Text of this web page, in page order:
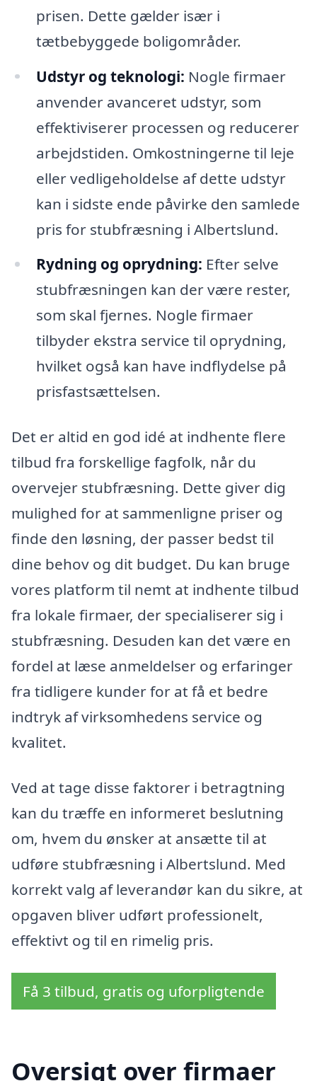
prisen. Dette gælder især i
tætbebyggede boligområder.
Udstyr og teknologi: Nogle firmaer
anvender avanceret udstyr, som
effektiviserer processen og reducerer
arbejdstiden. Omkostningerne til leje
eller vedligeholdelse af dette udstyr
kan i sidste ende påvirke den samlede
pris for stubfræsning i Albertslund.
Rydning og oprydning: Efter selve
stubfræsningen kan der være rester,
som skal fjernes. Nogle firmaer
tilbyder ekstra service til oprydning,
hvilket også kan have indflydelse på
prisfastsættelsen.
Det er altid en god idé at indhente flere
tilbud fra forskellige fagfolk, når du
overvejer stubfræsning. Dette giver dig
mulighed for at sammenligne priser og
finde den løsning, der passer bedst til
dine behov og dit budget. Du kan bruge
vores platform til nemt at indhente tilbud
fra lokale firmaer, der specialiserer sig i
stubfræsning. Desuden kan det være en
fordel at læse anmeldelser og erfaringer
fra tidligere kunder for at få et bedre
indtryk af virksomhedens service og
kvalitet.
Ved at tage disse faktorer i betragtning
kan du træffe en informeret beslutning
om, hvem du ønsker at ansætte til at
udføre stubfræsning i Albertslund. Med
korrekt valg af leverandør kan du sikre, at
opgaven bliver udført professionelt,
effektivt og til en rimelig pris.
Få 3 tilbud, gratis og uforpligtende
Oversigt over firmaer